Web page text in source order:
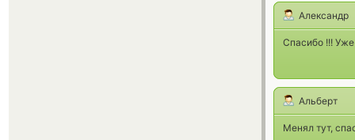
Александр
Спасибо !!! Уже
Альберт
Менял тут,